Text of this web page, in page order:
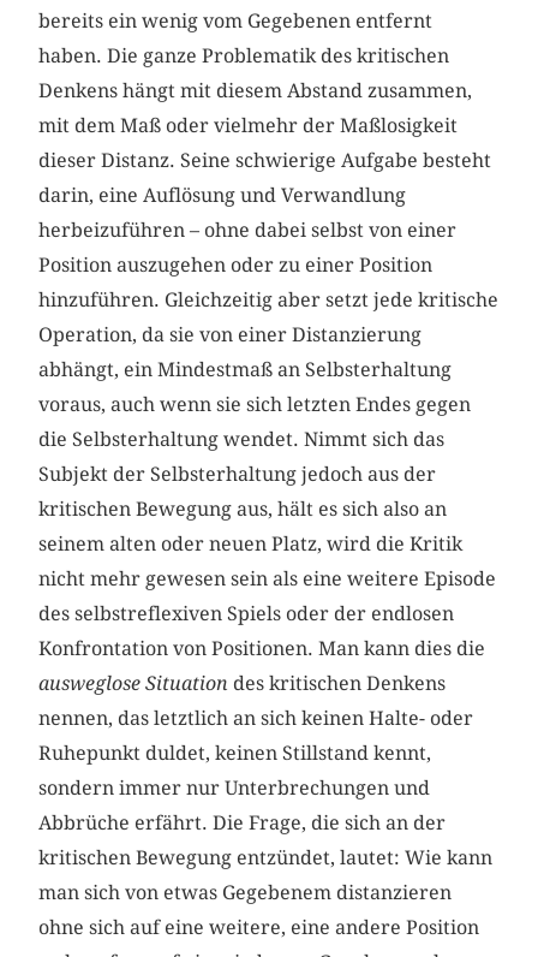
bereits ein wenig vom Gegebenen entfernt
haben. Die ganze Problematik des kritischen
Denkens hängt mit diesem Abstand zusammen,
mit dem Maß oder vielmehr der Maßlosigkeit
dieser Distanz. Seine schwierige Aufgabe besteht
darin, eine Auflösung und Verwandlung
herbeizuführen – ohne dabei selbst von einer
Position auszugehen oder zu einer Position
hinzuführen. Gleichzeitig aber setzt jede kritische
Operation, da sie von einer Distanzierung
abhängt, ein Mindestmaß an Selbsterhaltung
voraus, auch wenn sie sich letzten Endes gegen
die Selbsterhaltung wendet. Nimmt sich das
Subjekt der Selbsterhaltung jedoch aus der
kritischen Bewegung aus, hält es sich also an
seinem alten oder neuen Platz, wird die Kritik
nicht mehr gewesen sein als eine weitere Episode
des selbstreflexiven Spiels oder der endlosen
Konfrontation von Positionen. Man kann dies die
ausweglose Situation des kritischen Denkens
nennen, das letztlich an sich keinen Halte- oder
Ruhepunkt duldet, keinen Stillstand kennt,
sondern immer nur Unterbrechungen und
Abbrüche erfährt. Die Frage, die sich an der
kritischen Bewegung entzündet, lautet: Wie kann
man sich von etwas Gegebenem distanzieren
ohne sich auf eine weitere, eine andere Position